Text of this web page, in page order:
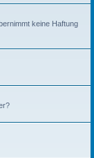
keine Haftung